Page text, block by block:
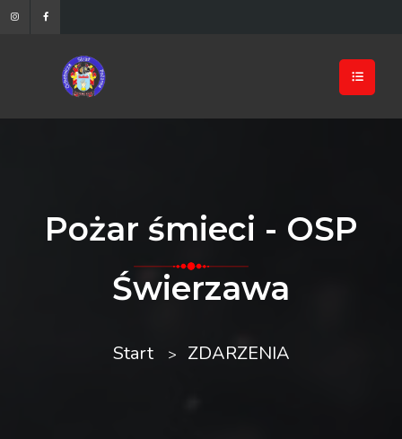
Pożar śmieci - OSP
Świerzawa
Start ZDARZENIA